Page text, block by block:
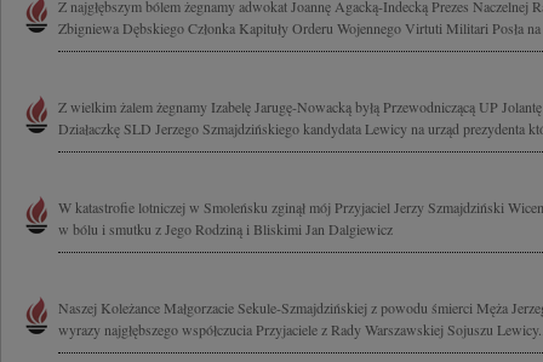
Z najgłębszym bólem żegnamy adwokat Joannę Agacką-Indecką Prezes Naczelnej
Zbigniewa Dębskiego Członka Kapituły Orderu Wojennego Virtuti Militari Posła
Z wielkim żalem żegnamy Izabelę Jarugę-Nowacką byłą Przewodniczącą UP
Działaczkę SLD Jerzego Szmajdzińskiego kandydata Lewicy na urząd prezydenta
W katastrofie lotniczej w Smoleńsku zginął mój Przyjaciel Jerzy Szmajdziński
w bólu i smutku z Jego Rodziną i Bliskimi Jan Dalgiewicz
Naszej Koleżance Małgorzacie Sekule-Szmajdzińskiej z powodu śmierci Męża
wyrazy najgłębszego współczucia Przyjaciele z Rady Warszawskiej Sojuszu